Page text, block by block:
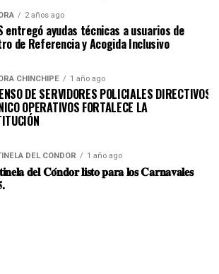
2 años ago
entregó ayudas técnicas a usuarios de
de Referencia y Acogida Inclusivo
CHINCHIPE 1 año ago
DE SERVIDORES POLICIALES DIRECTIVOS Y
OPERATIVOS FORTALECE LA
DEL CÓNDOR 1 año ago
𝐝𝐞𝐥 𝐂𝐨́𝐧𝐝𝐨𝐫 𝐥𝐢𝐬𝐭𝐨 𝐩𝐚𝐫𝐚 𝐥𝐨𝐬 𝐂𝐚𝐫𝐧𝐚𝐯𝐚𝐥𝐞𝐬